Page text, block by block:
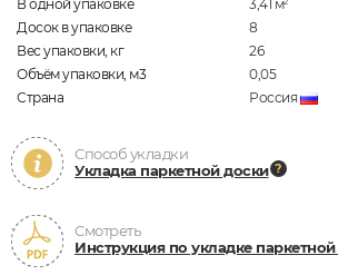
В одной упаковке
3,41 м2
Досок в упаковке
8
Вес упаковки, кг
26
Объём упаковки, м3
0,05
Страна
Россия
Способ укладки
Укладка паркетной доски
Смотреть
Инструкция по укладке